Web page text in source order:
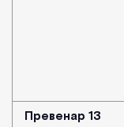
Превенар 13